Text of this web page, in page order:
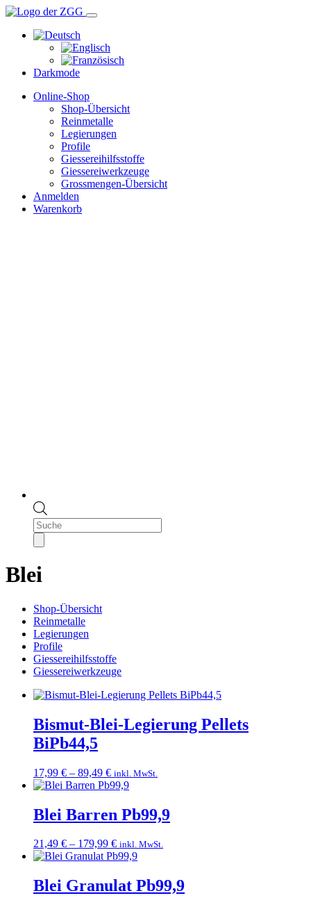
Darkmode
Online-Shop
Shop-Übersicht
Reinmetalle
Legierungen
Profile
Giessereihilfsstoffe
Giessereiwerkzeuge
Grossmengen-Übersicht
Anmelden
Warenkorb
Products
search
Blei
Shop-Übersicht
Reinmetalle
Legierungen
Profile
Giessereihilfsstoffe
Giessereiwerkzeuge
Bismut-Blei-Legierung Pellets
BiPb44,5
17,99 € – 89,49 €Preisspanne:
17,99 €
89,49 €
inkl. MwSt.
Blei Barren Pb99,9
21,49 € – 179,99 €Preisspanne:
21,49 €
179,99 €
inkl. MwSt.
Blei Granulat Pb99,9